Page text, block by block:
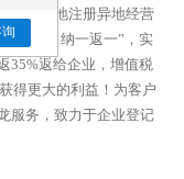
可享实地注册异地经营
返税，纳一返一”，实
35%返给企业，增值税
得更大的利益！为客户
服务，致力于企业登记